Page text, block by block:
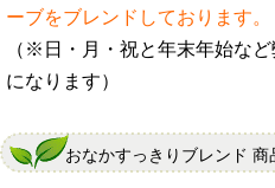
ーブをブレンドしております。
（※日・月・祝と年末年始な
になります）
おなかすっきりブレンド 商